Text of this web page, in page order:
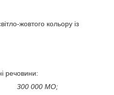
жовтого кольору із
речовини:
300 000 МО;